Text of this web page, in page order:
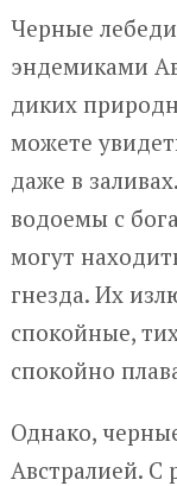
Черные
эндемиками
диких
можете
даже в
водоемы с
могут
гнезда. Их
спокойные,
спокойно
Однако,
Австралией. С